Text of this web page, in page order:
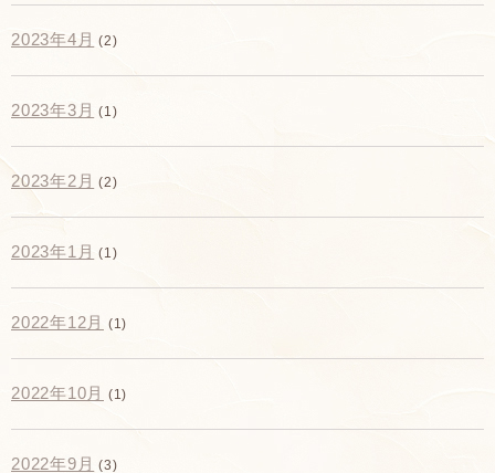
2023年4月 (2)
2023年3月 (1)
2023年2月 (2)
2023年1月 (1)
2022年12月 (1)
2022年10月 (1)
2022年9月 (3)